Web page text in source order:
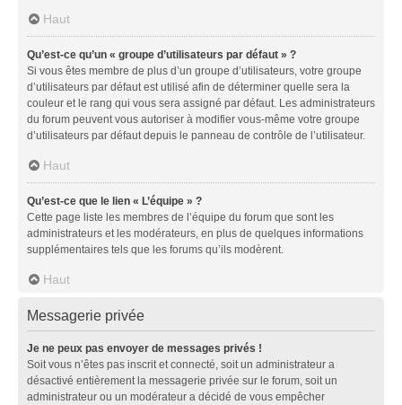
Haut
Qu’est-ce qu’un « groupe d’utilisateurs par défaut » ?
Si vous êtes membre de plus d’un groupe d’utilisateurs, votre groupe
d’utilisateurs par défaut est utilisé afin de déterminer quelle sera la
couleur et le rang qui vous sera assigné par défaut. Les administrateurs
du forum peuvent vous autoriser à modifier vous-même votre groupe
d’utilisateurs par défaut depuis le panneau de contrôle de l’utilisateur.
Haut
Qu’est-ce que le lien « L’équipe » ?
Cette page liste les membres de l’équipe du forum que sont les
administrateurs et les modérateurs, en plus de quelques informations
supplémentaires tels que les forums qu’ils modèrent.
Haut
Messagerie privée
Je ne peux pas envoyer de messages privés !
Soit vous n’êtes pas inscrit et connecté, soit un administrateur a
désactivé entièrement la messagerie privée sur le forum, soit un
administrateur ou un modérateur a décidé de vous empêcher